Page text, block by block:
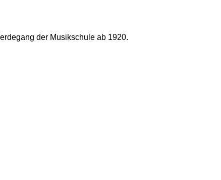
der Musikschule ab 1920.